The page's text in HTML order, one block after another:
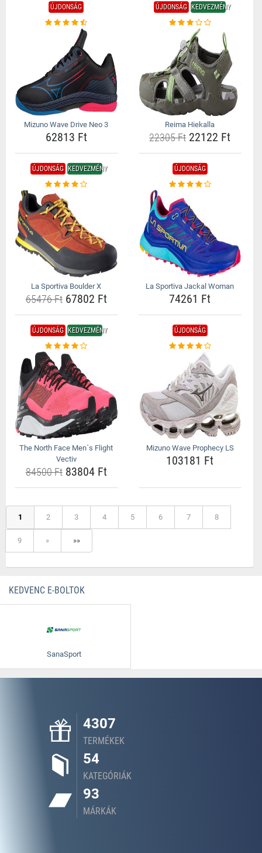
ÚJDONSÁG
Mizuno Wave Drive Neo 3
62813 Ft
ÚJDONSÁG KEDVEZMÉNY
Reima Hiekalla
22305 Ft22122 Ft
ÚJDONSÁG KEDVEZMÉNY
La Sportiva Boulder X
65476 Ft67802 Ft
ÚJDONSÁG
La Sportiva Jackal Woman
74261 Ft
ÚJDONSÁG KEDVEZMÉNY
The North Face Men´s Flight
Vectiv
84500 Ft83804 Ft
ÚJDONSÁG
Mizuno Wave Prophecy LS
103181 Ft
1 2 3 4 5 6 7 8
9 » »»
KEDVENC E-BOLTOK
SanaSport
4307
TERMÉKEK
54
KATEGÓRIÁK
93
MÁRKÁK